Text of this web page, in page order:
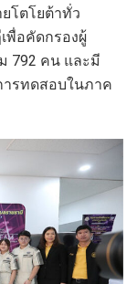
โตโยต้าทั่ว
พื่อคัดกรองผู้
792 คน และมี
ารทดสอบในภาค